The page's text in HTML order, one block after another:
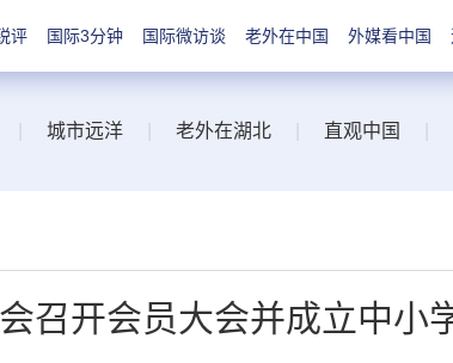
评 国际3分钟 国际微访谈 老外在中国 外媒看中国
城市远洋 老外在湖北 直观中国
召开会员大会并成立中小